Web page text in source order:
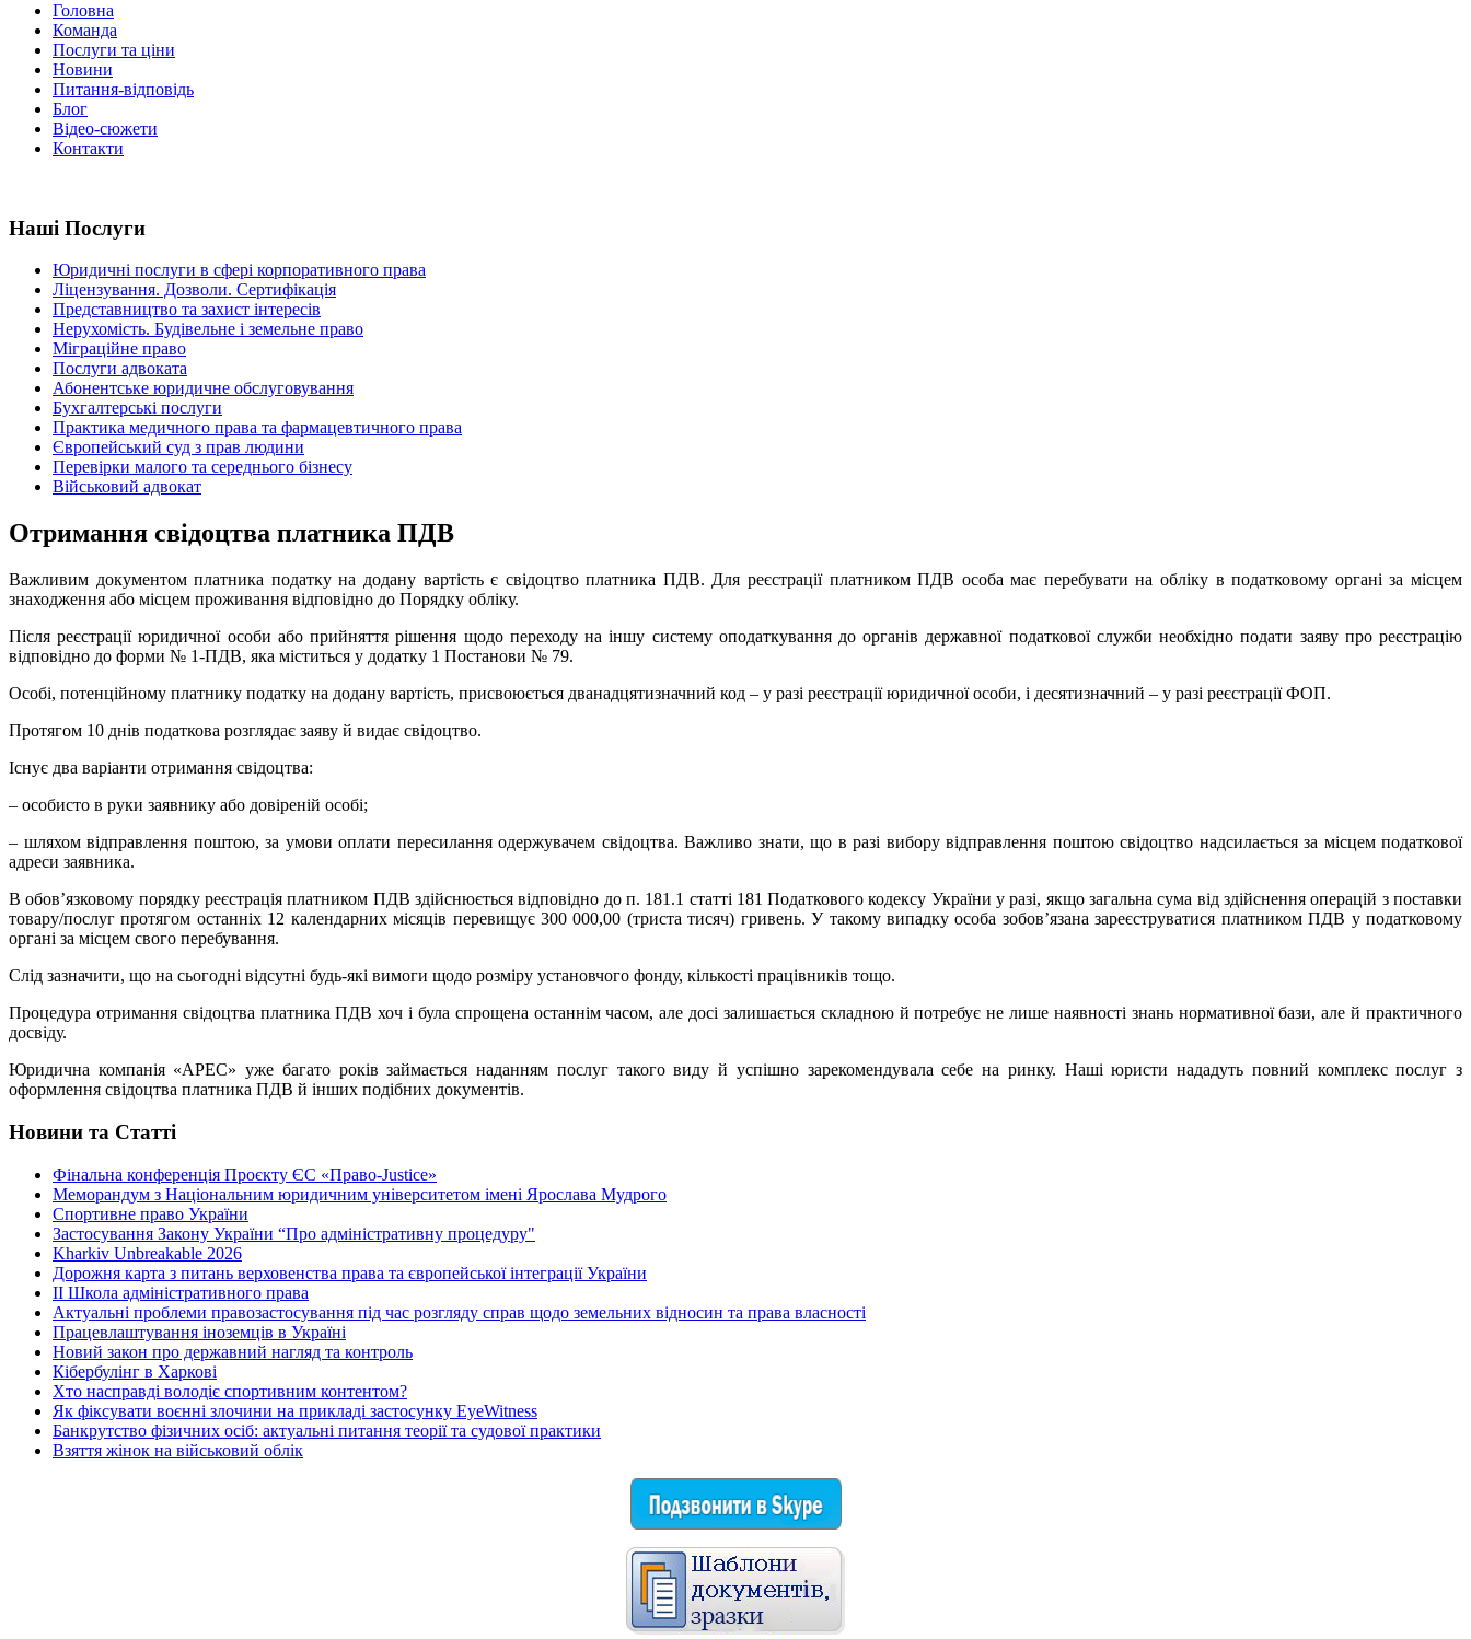
Головна
Команда
Послуги та ціни
Новини
Питання-відповідь
Блог
Відео-сюжети
Контакти
Наші Послуги
Юридичні послуги в сфері корпоративного права
Ліцензування. Дозволи. Cертифікація
Представництво та захист інтересів
Нерухомість. Будівельне і земельне право
Міграційне право
Послуги адвоката
Абонентське юридичне обслуговування
Бухгалтерські послуги
Практика медичного права та фармацевтичного права
Європейський суд з прав людини
Перевірки малого та середнього бізнесу
Військовий адвокат
Отримання свідоцтва платника ПДВ
Важливим документом платника податку на додану вартість є свідоцтво платника ПДВ. Для реєстрації платником ПДВ особа має перебувати на обліку в податковому органі за місцем
знаходження або місцем проживання відповідно до Порядку обліку.
Після реєстрації юридичної особи або прийняття рішення щодо переходу на іншу систему оподаткування до органів державної податкової служби необхідно подати заяву про реєстрацію
відповідно до форми № 1-ПДВ, яка міститься у додатку 1 Постанови № 79.
Особі, потенційному платнику податку на додану вартість, присвоюється дванадцятизначний код – у разі реєстрації юридичної особи, і десятизначний – у разі реєстрації ФОП.
Протягом 10 днів податкова розглядає заяву й видає свідоцтво.
Існує два варіанти отримання свідоцтва:
– особисто в руки заявнику або довіреній особі;
– шляхом відправлення поштою, за умови оплати пересилання одержувачем свідоцтва. Важливо знати, що в разі вибору відправлення поштою свідоцтво надсилається за місцем податкової
адреси заявника.
В обов’язковому порядку реєстрація платником ПДВ здійснюється відповідно до п. 181.1 статті 181 Податкового кодексу України у разі, якщо загальна сума від здійснення операцій з поставки
товару/послуг протягом останніх 12 календарних місяців перевищує 300 000,00 (триста тисяч) гривень. У такому випадку особа зобов’язана зареєструватися платником ПДВ у податковому
органі за місцем свого перебування.
Слід зазначити, що на сьогодні відсутні будь-які вимоги щодо розміру установчого фонду, кількості працівників тощо.
Процедура отримання свідоцтва платника ПДВ хоч і була спрощена останнім часом, але досі залишається складною й потребує не лише наявності знань нормативної бази, але й практичного
досвіду.
Юридична компанія «АРЕС» уже багато років займається наданням послуг такого виду й успішно зарекомендувала себе на ринку. Наші юристи нададуть повний комплекс послуг з
оформлення свідоцтва платника ПДВ й інших подібних документів.
Новини та Статті
Фінальна конференція Проєкту ЄС «Право-Justice»
Меморандум з Національним юридичним університетом імені Ярослава Мудрого
Спортивне право України
Застосування Закону України “Про адміністративну процедуру"
Kharkiv Unbreakable 2026
Дорожня карта з питань верховенства права та європейської інтеграції України
ІІ Школа адміністративного права
Актуальні проблеми правозастосування під час розгляду справ щодо земельних відносин та права власності
Працевлаштування іноземців в Україні
Новий закон про державний нагляд та контроль
Кібербулінг в Харкові
Хто насправді володіє спортивним контентом?
Як фіксувати воєнні злочини на прикладі застосунку EyeWitness
Банкрутство фізичних осіб: актуальні питання теорії та судової практики
Взяття жінок на військовий облік